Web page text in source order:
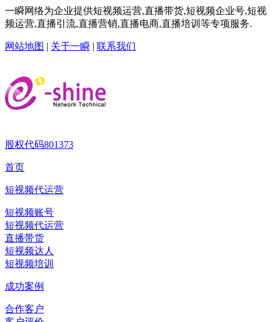
一瞬网络为企业提供短视频运营,直播带货,短视频企业号,短视
频运营,直播引流,直播营销,直播电商,直播培训等专项服务.
网站地图 | 关于一瞬 | 联系我们
股权代码801373
首页
短视频代运营
短视频账号
短视频代运营
直播带货
短视频达人
短视频培训
成功案例
合作客户